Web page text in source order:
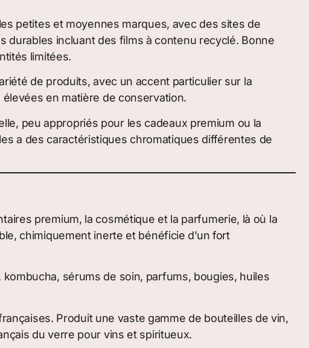
petites et moyennes marques, avec des sites de
durables incluant des films à contenu recyclé. Bonne
limitées.
de produits, avec un accent particulier sur la
en matière de conservation.
peu appropriés pour les cadeaux premium ou la
a des caractéristiques chromatiques différentes de
premium, la cosmétique et la parfumerie, là où la
chimiquement inerte et bénéficie d’un fort
sérums de soin, parfums, bougies, huiles
Produit une vaste gamme de bouteilles de vin,
du verre pour vins et spiritueux.